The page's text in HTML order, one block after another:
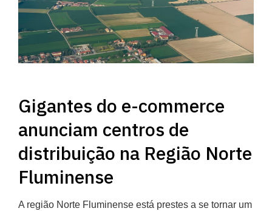
Gigantes do e-commerce
anunciam centros de
distribuição na Região Norte
Fluminense
A região Norte Fluminense está prestes a se tornar um